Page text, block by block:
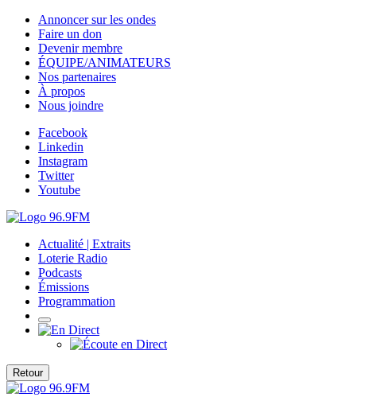
Annoncer sur les ondes
Faire un don
Devenir membre
ÉQUIPE/ANIMATEURS
Nos partenaires
À propos
Nous joindre
Facebook
Linkedin
Instagram
Twitter
Youtube
Actualité | Extraits
Loterie Radio
Podcasts
Émissions
Programmation
Retour